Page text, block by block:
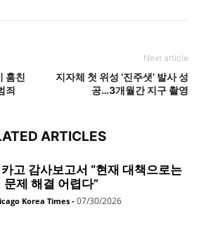
훔친
죄
Next article
지자체 첫 위성 ‘진주샛’ 발사 성
공…3개월간 지구 촬영
ARTICLES
고 감사보고서 “현재 대책으로는
문제 해결 어렵다”
Korea Times - 07/30/2026